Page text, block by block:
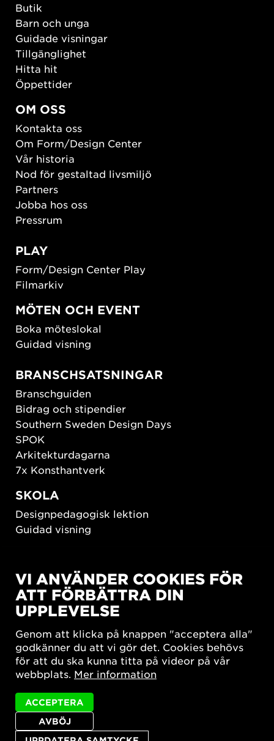
Butik
Barn och unga
Guidade visningar
Tillgänglighet
Hitta hit
Öppettider
OM OSS
Kontakta oss
Om Form/Design Center
Vår historia
Nod för gestaltad livsmiljö
Partners
Jobba hos oss
Pressrum
PLAY
Form/Design Center Play
Filmarkiv
MÖTEN OCH EVENT
Boka möteslokal
Guidad visning
BRANSCHSATSNINGAR
Branschguiden
Bidrag och stipendier
Southern Sweden Design Days
SPOK
Arkitekturdagarna
7x Konsthantverk
SKOLA
Designpedagogisk lektion
Guidad visning
New European Bauhaus
SUSTAINORDIC
Share Future Living
What Matter_s
Integritetspolicy
Cookie-inställningar
VI ANVÄNDER COOKIES FÖR
ATT FÖRBÄTTRA DIN
UPPLEVELSE
Genom att klicka på knappen "acceptera alla"
godkänner du att vi gör det. Cookies behövs
för att du ska kunna titta på videor på vår
webbplats. Mer information
AVBÖJ
ACCEPTERA